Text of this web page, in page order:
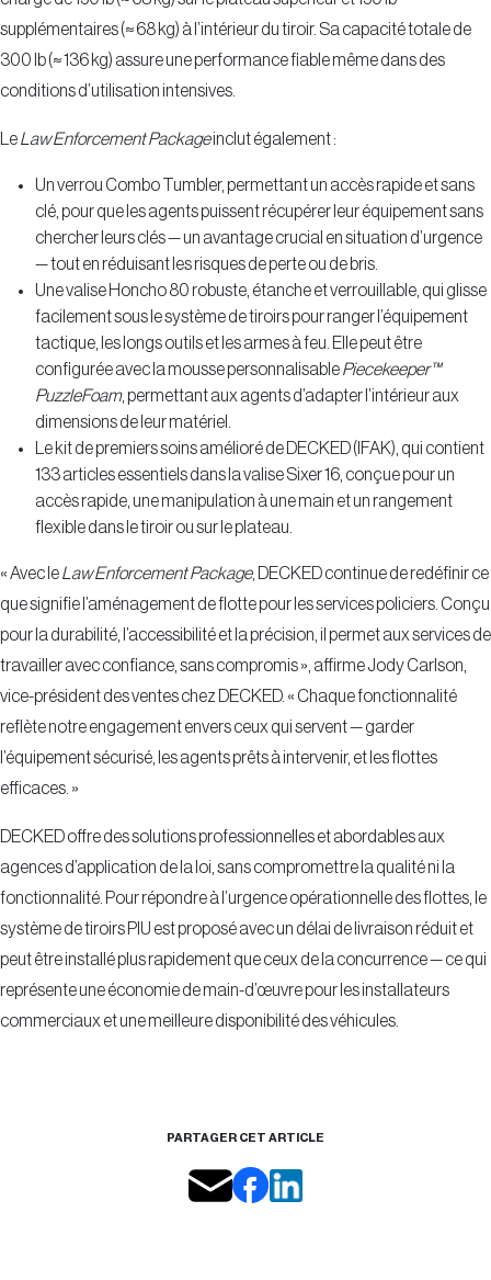
supplémentaires (≈ 68 kg) à l’intérieur du tiroir. Sa capacité totale de
300 lb (≈ 136 kg) assure une performance fiable même dans des
conditions d’utilisation intensives.
LeLaw Enforcement Packageinclut également :
Un verrou Combo Tumbler, permettant un accès rapide et sans
clé, pour que les agents puissent récupérer leur équipement sans
chercher leurs clés — un avantage crucial en situation d’urgence
— tout en réduisant les risques de perte ou de bris.
Une valise Honcho 80 robuste, étanche et verrouillable, qui glisse
facilement sous le système de tiroirs pour ranger l’équipement
tactique, les longs outils et les armes à feu. Elle peut être
configurée avec la mousse personnalisablePiecekeeper™
PuzzleFoam, permettant aux agents d’adapter l’intérieur aux
dimensions de leur matériel.
Le kit de premiers soins amélioré de DECKED (IFAK), qui contient
133 articles essentiels dans la valise Sixer 16, conçue pour un
accès rapide, une manipulation à une main et un rangement
flexible dans le tiroir ou sur le plateau.
« Avec leLaw Enforcement Package, DECKED continue de redéfinir ce
que signifie l’aménagement de flotte pour les services policiers. Conçu
pour la durabilité, l’accessibilité et la précision, il permet aux services de
travailler avec confiance, sans compromis », affirme Jody Carlson,
vice-président des ventes chez DECKED. « Chaque fonctionnalité
reflète notre engagement envers ceux qui servent — garder
l’équipement sécurisé, les agents prêts à intervenir, et les flottes
efficaces. »
DECKED offre des solutions professionnelles et abordables aux
agences d’application de la loi, sans compromettre la qualité ni la
fonctionnalité. Pour répondre à l’urgence opérationnelle des flottes, le
système de tiroirs PIU est proposé avec un délai de livraison réduit et
peut être installé plus rapidement que ceux de la concurrence — ce qui
représente une économie de main-d’œuvre pour les installateurs
commerciaux et une meilleure disponibilité des véhicules.
PARTAGER CET ARTICLE